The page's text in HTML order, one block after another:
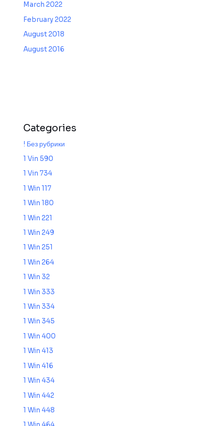
March 2022
February 2022
August 2018
August 2016
Categories
! Без рубрики
1 Vin 590
1 Vin 734
1 Win 117
1 Win 180
1 Win 221
1 Win 249
1 Win 251
1 Win 264
1 Win 32
1 Win 333
1 Win 334
1 Win 345
1 Win 400
1 Win 413
1 Win 416
1 Win 434
1 Win 442
1 Win 448